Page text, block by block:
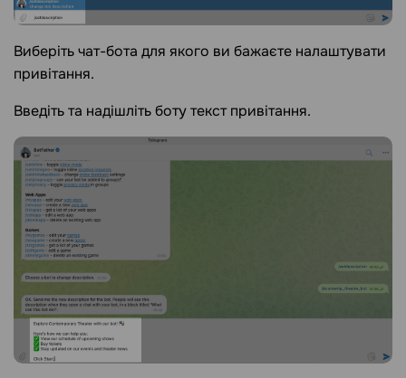
Виберіть чат-бота для якого ви бажаєте налаштувати
привітання.
Введіть та надішліть боту текст привітання.